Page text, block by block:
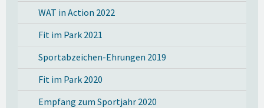
WAT in Action 2022
Fit im Park 2021
Sportabzeichen-Ehrungen 2019
Fit im Park 2020
Empfang zum Sportjahr 2020